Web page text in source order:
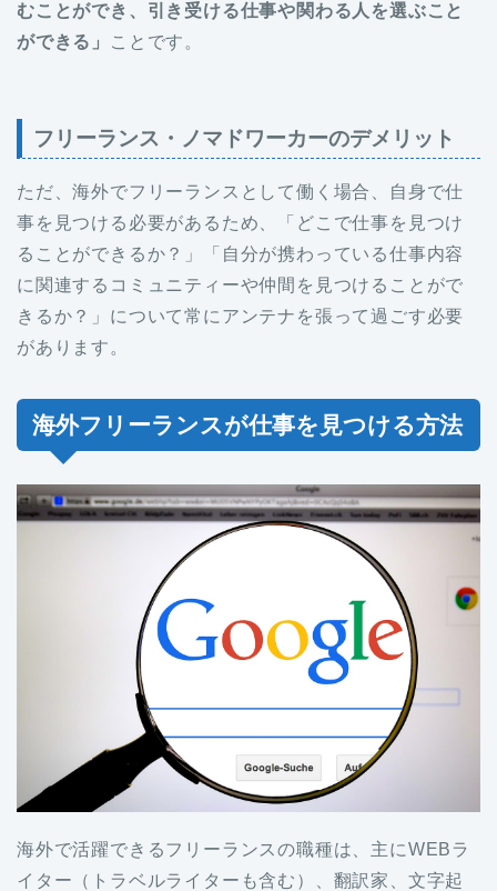
むことができ、引き受ける仕事や関わる人を選ぶこと
ができる」
ことです。
フリーランス・ノマドワーカーのデメリット
ただ、海外でフリーランスとして働く場合、自身で仕
事を見つける必要があるため、「どこで仕事を見つけ
ることができるか？」「自分が携わっている仕事内容
に関連するコミュニティーや仲間を見つけることがで
きるか？」について常にアンテナを張って過ごす必要
があります。
海外フリーランスが仕事を見つける方法
海外で活躍できるフリーランスの職種は、主にWEBラ
イター（トラベルライターも含む）、翻訳家、文字起